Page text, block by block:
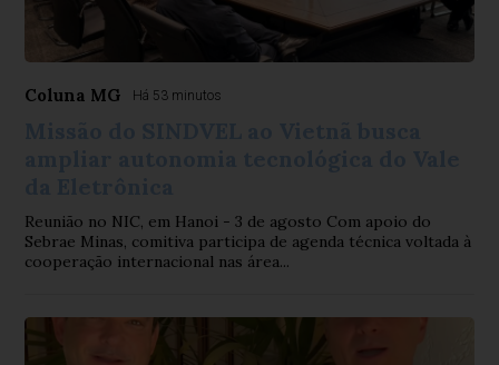
Coluna MG Há 53 minutos
Reunião no NIC, em Hanoi - 3 de agosto Com apoio do
Sebrae Minas, comitiva participa de agenda técnica voltada à
cooperação internacional nas área...